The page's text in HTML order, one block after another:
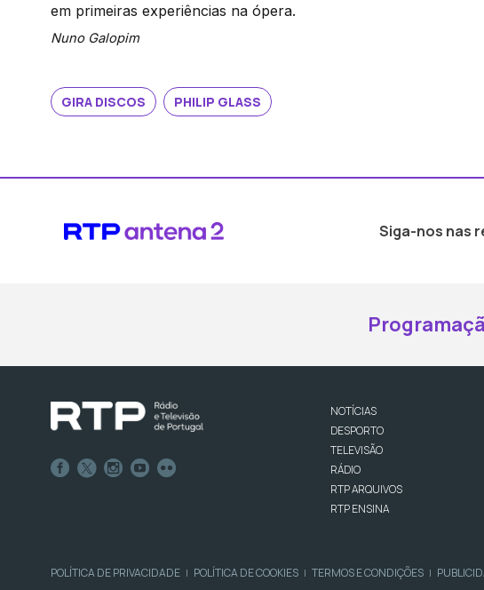
em primeiras experiências na ópera.
Nuno Galopim
GIRA DISCOS PHILIP GLASS
Siga-nos nas
NOTÍCIAS
DESPORTO
TELEVISÃO
RÁDIO
RTP ARQUIVOS
RTP ENSINA
POLÍTICA DE PRIVACIDADE | POLÍTICA DE COOKIES | TERMOS E CONDIÇÕES |